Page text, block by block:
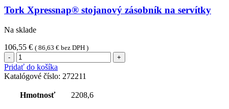
Tork Xpressnap® stojanový zásobník na servítky
Na sklade
106,55 € ( 86,63 € bez DPH )
množstvo
Tork
Xpressnap®
stojanový
zásobník
Pridať do košíka
Katalógové číslo: 272211
Hmotnosť 2208,6